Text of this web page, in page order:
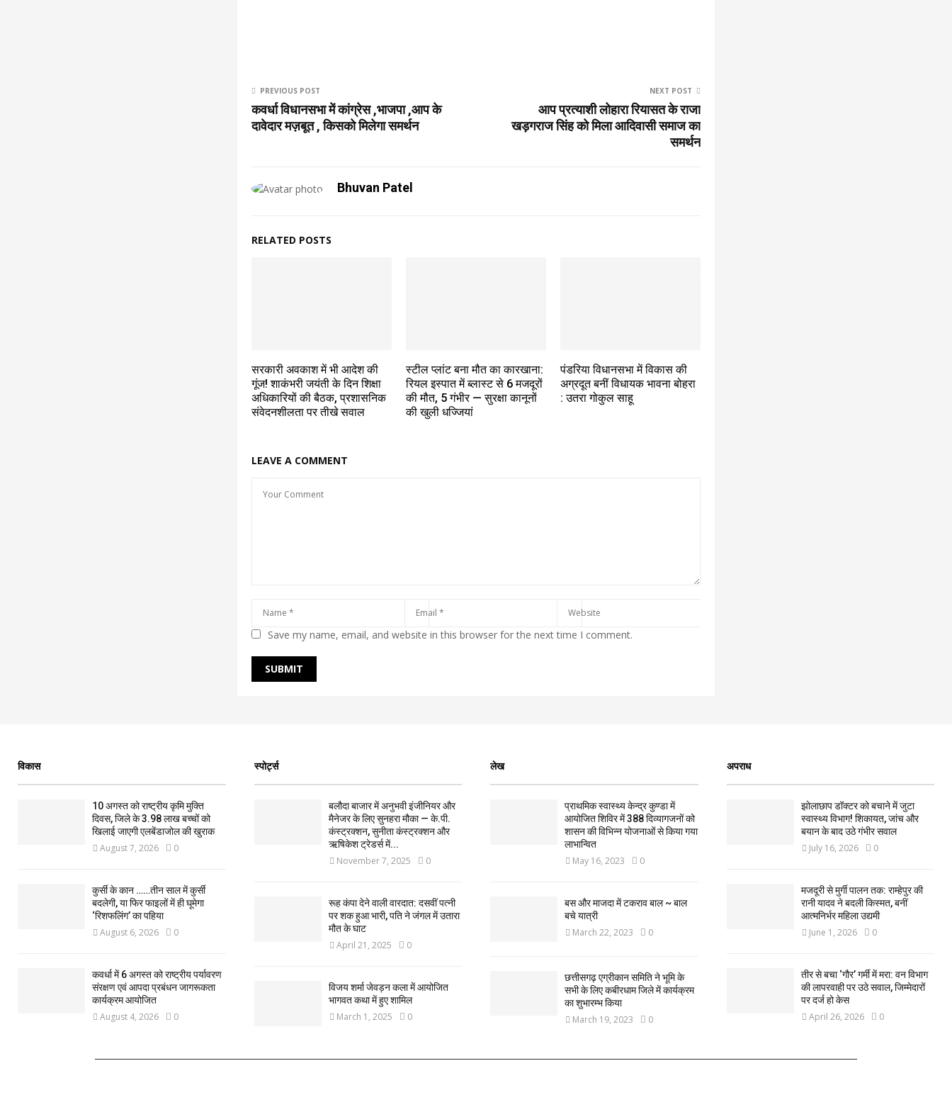
PREVIOUS POST
कवर्धा विधानसभा में कांग्रेस ,भाजपा ,आप के
दावेदार मज़बूत , किसको मिलेगा समर्थन
NEXT POST
आप प्रत्याशी लोहारा रियासत के राजा
खड़गराज सिंह को मिला आदिवासी समाज का
समर्थन
Bhuvan Patel
RELATED POSTS
सरकारी अवकाश में भी आदेश की
गूंज! शाकंभरी जयंती के दिन शिक्षा
अधिकारियों की बैठक, प्रशासनिक
संवेदनशीलता पर तीखे सवाल
स्टील प्लांट बना मौत का कारखाना:
रियल इस्पात में ब्लास्ट से 6 मजदूरों
की मौत, 5 गंभीर — सुरक्षा कानूनों
की खुली धज्जियां
पंडरिया विधानसभा में विकास की
अग्रदूत बनीं विधायक भावना बोहरा
: उतरा गोकुल साहू
LEAVE A COMMENT
Save my name, email, and website in this browser for the next time I comment.
विकास
10 अगस्त को राष्ट्रीय कृमि मुक्ति
दिवस, जिले के 3.98 लाख बच्चों को
खिलाई जाएगी एलबेंडाजोल की खुराक
August 7, 2026 0
कुर्सी के कान ……तीन साल में कुर्सी
बदलेगी, या फिर फाइलों में ही घूमेगा
‘रिशफलिंग’ का पहिया
August 6, 2026 0
कवर्धा में 6 अगस्त को राष्ट्रीय पर्यावरण
संरक्षण एवं आपदा प्रबंधन जागरूकता
कार्यक्रम आयोजित
August 4, 2026 0
स्पोर्ट्स
बलौदा बाजार में अनुभवी इंजीनियर और
मैनेजर के लिए सुनहरा मौका — के.पी.
कंस्ट्रक्शन, सुनीता कंस्ट्रक्शन और
ऋषिकेश ट्रेडर्स में...
November 7, 2025 0
रूह कंपा देने वाली वारदात: दसवीं पत्नी
पर शक हुआ भारी, पति ने जंगल में उतारा
मौत के घाट
April 21, 2025 0
विजय शर्मा जेवड़न कला में आयोजित
भागवत कथा में हुए शामिल
March 1, 2025 0
लेख
प्राथमिक स्वास्थ्य केन्द्र कुण्डा में
आयोजित शिविर में 388 दिव्यागजनों को
शासन की विभिन्न योजनाओं से किया गया
लाभान्वित
May 16, 2023 0
बस और माजदा में टकराव बाल ~ बाल
बचे यात्री
March 22, 2023 0
छत्तीसगढ़ एग्रीकान समिति ने भूमि के
सभी के लिए कबीरधाम जिले में कार्यक्रम
का शुभारम्भ किया
March 19, 2023 0
अपराध
झोलाछाप डॉक्टर को बचाने में जुटा
स्वास्थ्य विभाग! शिकायत, जांच और
बयान के बाद उठे गंभीर सवाल
July 16, 2026 0
मजदूरी से मुर्गी पालन तक: राम्हेपुर की
रानी यादव ने बदली किस्मत, बनीं
आत्मनिर्भर महिला उद्यमी
June 1, 2026 0
तीर से बचा ‘गौर’ गर्मी में मरा: वन विभाग
की लापरवाही पर उठे सवाल, जिम्मेदारों
पर दर्ज हो केस
April 26, 2026 0